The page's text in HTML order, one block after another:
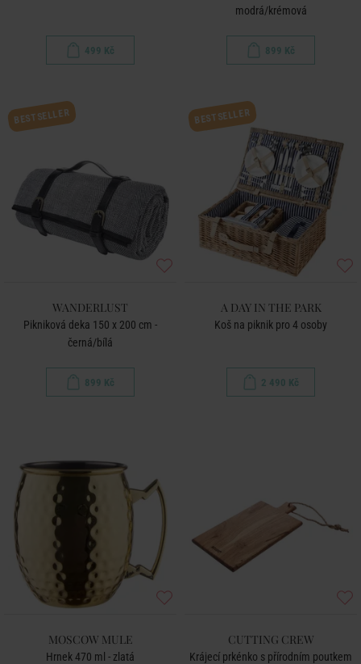
499 Kč
modrá/krémová
899 Kč
BESTSELLER
WANDERLUST
Pikniková deka 150 x 200 cm -
černá/bílá
899 Kč
BESTSELLER
A DAY IN THE PARK
Koš na piknik pro 4 osoby
2 490 Kč
MOSCOW MULE
Hrnek 470 ml - zlatá
CUTTING CREW
Krájecí prkénko s přírodním poutkem